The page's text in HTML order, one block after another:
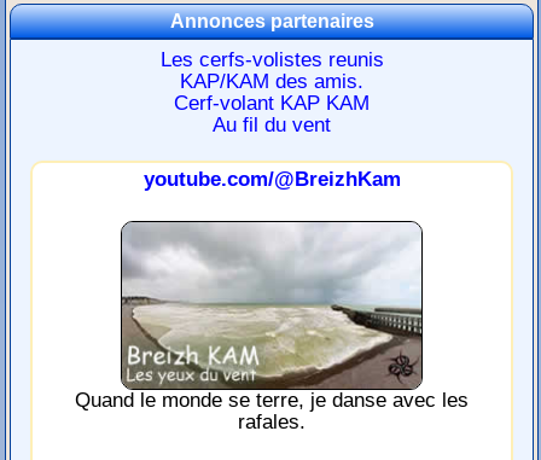
Annonces partenaires
Les cerfs-volistes reunis
KAP/KAM des amis.
Cerf-volant KAP KAM
Au fil du vent
youtube.com/@BreizhKam
Quand le monde se terre, je danse avec les
rafales.